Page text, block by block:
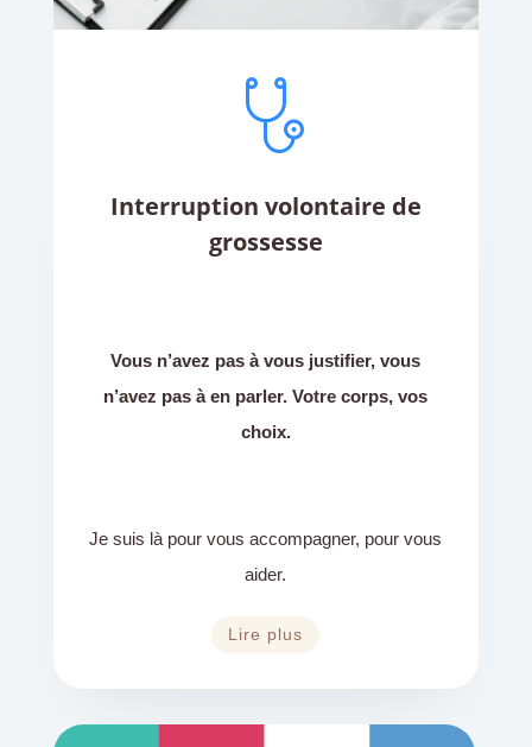
Interruption volontaire de
grossesse
Vous n’avez pas à vous justifier, vous
n’avez pas à en parler. Votre corps, vos
choix.
Je suis là pour vous accompagner, pour vous
aider.
Lire plus